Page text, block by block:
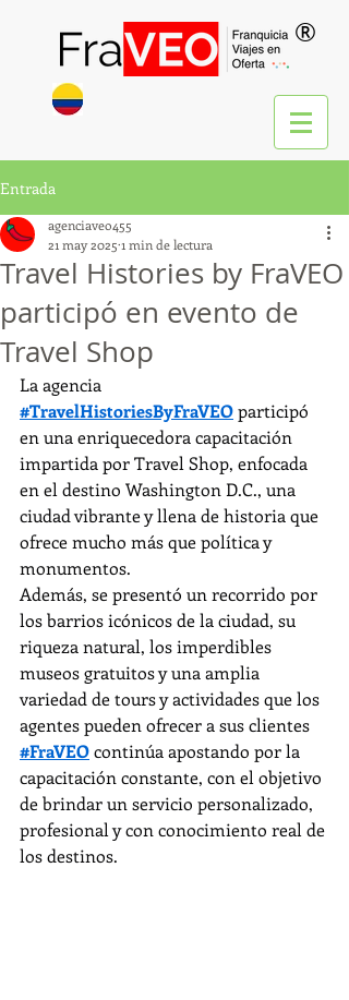
®
Entrada
Travel Histories by FraVEO
participó en evento de
Travel Shop
agenciaveo455
21 may 2025 1 min de lectura
La agencia
#TravelHistoriesByFraVEO participó
en una enriquecedora capacitación
impartida por Travel Shop, enfocada
en el destino Washington D.C., una
ciudad vibrante y llena de historia que
ofrece mucho más que política y
monumentos.
Además, se presentó un recorrido por
los barrios icónicos de la ciudad, su
riqueza natural, los imperdibles
museos gratuitos y una amplia
variedad de tours y actividades que los
agentes pueden ofrecer a sus clientes
#FraVEO continúa apostando por la
capacitación constante, con el objetivo
de brindar un servicio personalizado,
profesional y con conocimiento real de
los destinos.